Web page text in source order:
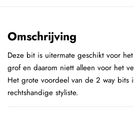
Omschrijving
Deze bit is uitermate geschikt voor
grof en daarom niett alleen voor het
Het grote voordeel van de 2 way bits
rechtshandige styliste.